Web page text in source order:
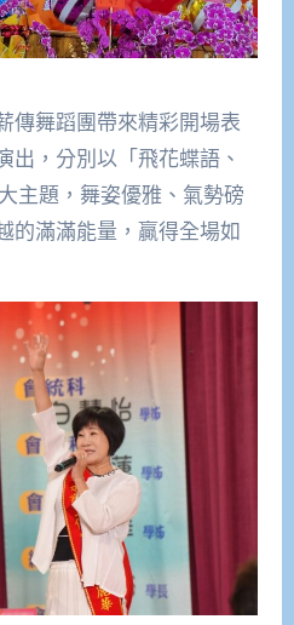
傳舞蹈團帶來精彩開場表
出，分別以「飛花蝶語、
主題，舞姿優雅、氣勢磅
的滿滿能量，贏得全場如